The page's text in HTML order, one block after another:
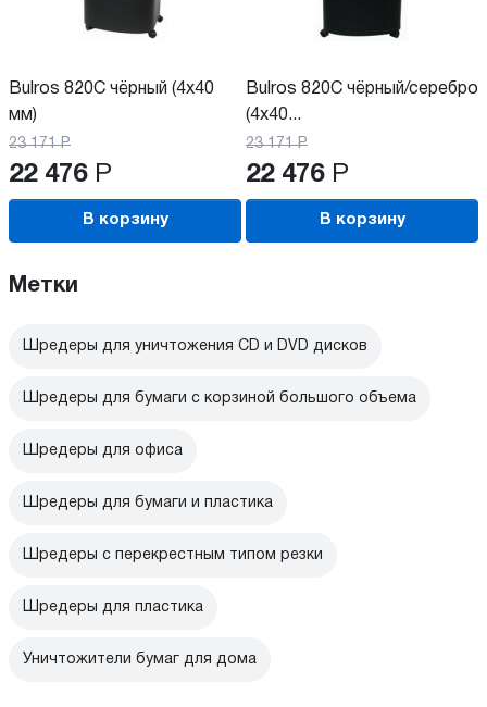
Bulros 820C чёрный (4x40
мм)
23 171 Р
22 476 Р
В корзину
Bulros 820C чёрный/серебро
(4x40...
23 171 Р
22 476 Р
В корзину
Метки
Шредеры для уничтожения CD и DVD дисков
Шредеры для бумаги с корзиной большого объема
Шредеры для офиса
Шредеры для бумаги и пластика
Шредеры с перекрестным типом резки
Шредеры для пластика
Уничтожители бумаг для дома